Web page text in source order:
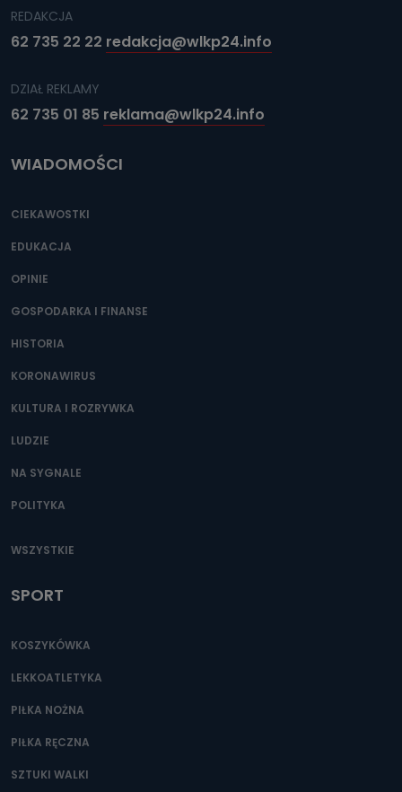
REDAKCJA
62 735 22 22 redakcja@wlkp24.info
DZIAŁ REKLAMY
62 735 01 85 reklama@wlkp24.info
WIADOMOŚCI
CIEKAWOSTKI
EDUKACJA
OPINIE
GOSPODARKA I FINANSE
HISTORIA
KORONAWIRUS
KULTURA I ROZRYWKA
LUDZIE
NA SYGNALE
POLITYKA
WSZYSTKIE
SPORT
KOSZYKÓWKA
LEKKOATLETYKA
PIŁKA NOŻNA
PIŁKA RĘCZNA
SZTUKI WALKI